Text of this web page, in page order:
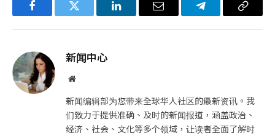
FacebookTwitter LinkedIn电
Telegram复
新闻中心
网
新闻编辑部为您带来全球华人社区的最新资讯。我
们致力于提供准确、及时的新闻报道，涵盖政治、
经济、社会、文化等多个领域，让读者全面了解时